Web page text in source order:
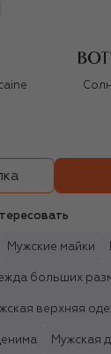
Мужские майки
больших
верхняя
Мужская